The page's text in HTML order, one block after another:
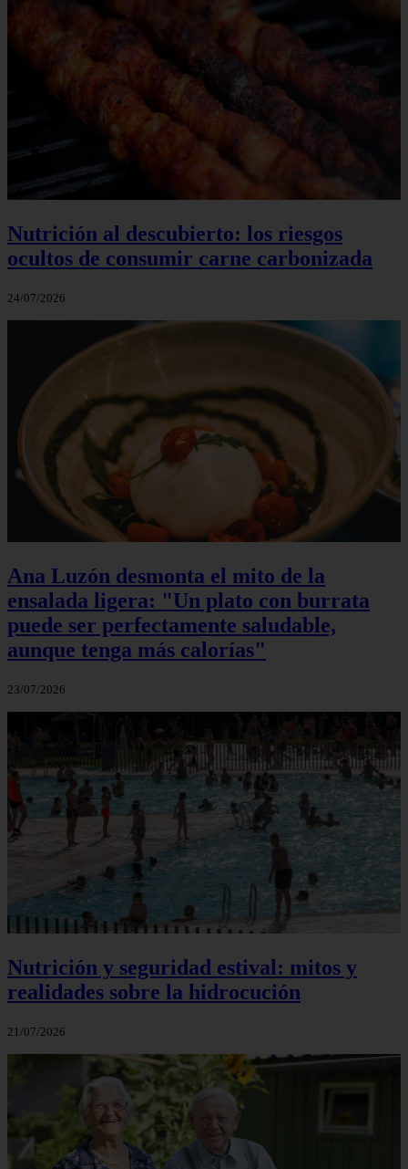
Nutrición al descubierto: los riesgos
ocultos de consumir carne carbonizada
24/07/2026
Ana Luzón desmonta el mito de la
ensalada ligera: "Un plato con burrata
puede ser perfectamente saludable,
aunque tenga más calorías"
23/07/2026
Nutrición y seguridad estival: mitos y
realidades sobre la hidrocución
21/07/2026